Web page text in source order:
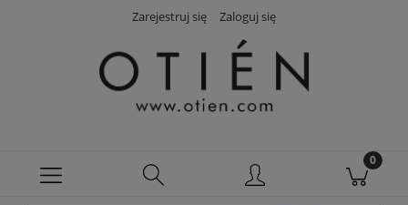
Zarejestruj się Zaloguj się